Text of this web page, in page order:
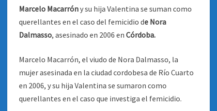
Marcelo Macarróny su hija Valentina se suman como
querellantes en el caso del femicidio de Nora
Dalmasso, asesinado en 2006 en Córdoba.
Marcelo Macarrón, el viudo de Nora Dalmasso, la
mujer asesinada en la ciudad cordobesa de Río Cuarto
en 2006, y su hija Valentina se sumaron como
querellantes en el caso que investiga el femicidio.